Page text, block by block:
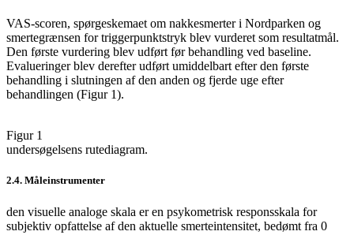
VAS-scoren, spørgeskemaet om nakkesmerter i Nordparken og
smertegrænsen for triggerpunktstryk blev vurderet som resultatmål.
Den første vurdering blev udført før behandling ved baseline.
Evalueringer blev derefter udført umiddelbart efter den første
behandling i slutningen af den anden og fjerde uge efter
behandlingen (Figur 1).
Figur 1
undersøgelsens rutediagram.
2.4. Måleinstrumenter
den visuelle analoge skala er en psykometrisk responsskala for
subjektiv opfattelse af den aktuelle smerteintensitet, bedømt fra 0